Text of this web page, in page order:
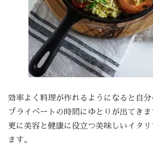
効率よく料理が作れるようになると自
プライベートの時間にゆとりが出てきま
更に美容と健康に役立つ美味しいイタ
ます。